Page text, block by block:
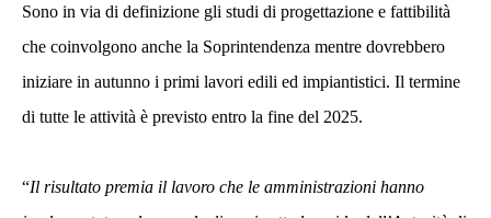
Sono in via di definizione gli studi di progettazione e fattibilità
che coinvolgono anche la Soprintendenza mentre dovrebbero
iniziare in autunno i primi lavori edili ed impiantistici. Il termine
di tutte le attività è previsto entro la fine del 2025.
“Il risultato premia il lavoro che le amministrazioni hanno